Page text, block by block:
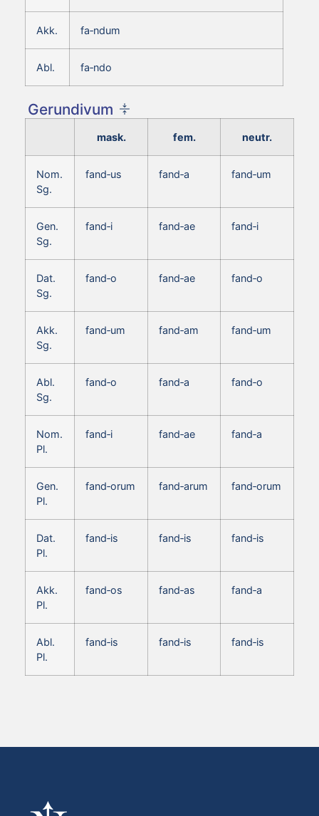
Akk. fa‑ndum
Abl. fa‑ndo
Gerundivum
mask. fem. neutr.
Nom.
Sg.
fand‑us fand‑a fand‑um
Gen.
Sg.
fand‑i fand‑ae fand‑i
Dat.
Sg.
fand‑o fand‑ae fand‑o
Akk.
Sg.
fand‑um fand‑am fand‑um
Abl.
Sg.
fand‑o fand‑a fand‑o
Nom.
Pl.
fand‑i fand‑ae fand‑a
Gen.
Pl.
fand‑orum fand‑arum fand‑orum
Dat.
Pl.
fand‑is fand‑is fand‑is
Akk.
Pl.
fand‑os fand‑as fand‑a
Abl.
Pl.
fand‑is fand‑is fand‑is